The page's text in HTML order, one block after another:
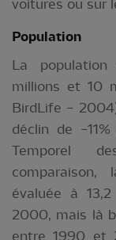
voitures ou sur
Population
La
millions et 10
BirdLife –
déclin de
Temporel
évaluée à
2000, mais là
entre 1990 et